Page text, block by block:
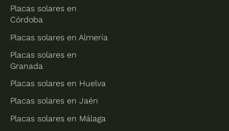
Placas solares en
Córdoba
Placas solares en Almería
Placas solares en
Granada
Placas solares en Huelva
Placas solares en Jaén
Placas solares en Málaga